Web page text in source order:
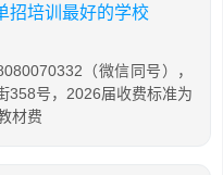
招培训最好的学校
（微信同号），
358号，2026届收费标准为
材费